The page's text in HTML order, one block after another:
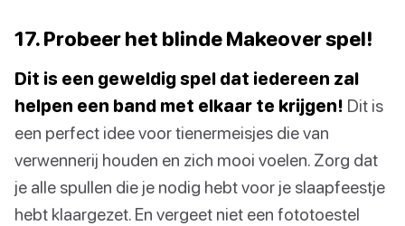
17. Probeer het blinde Makeover spel!
Dit is een geweldig spel dat iedereen zal
helpen een band met elkaar te krijgen! Dit is
een perfect idee voor tienermeisjes die van
verwennerij houden en zich mooi voelen. Zorg dat
je alle spullen die je nodig hebt voor je slaapfeestje
hebt klaargezet. En vergeet niet een fototoestel